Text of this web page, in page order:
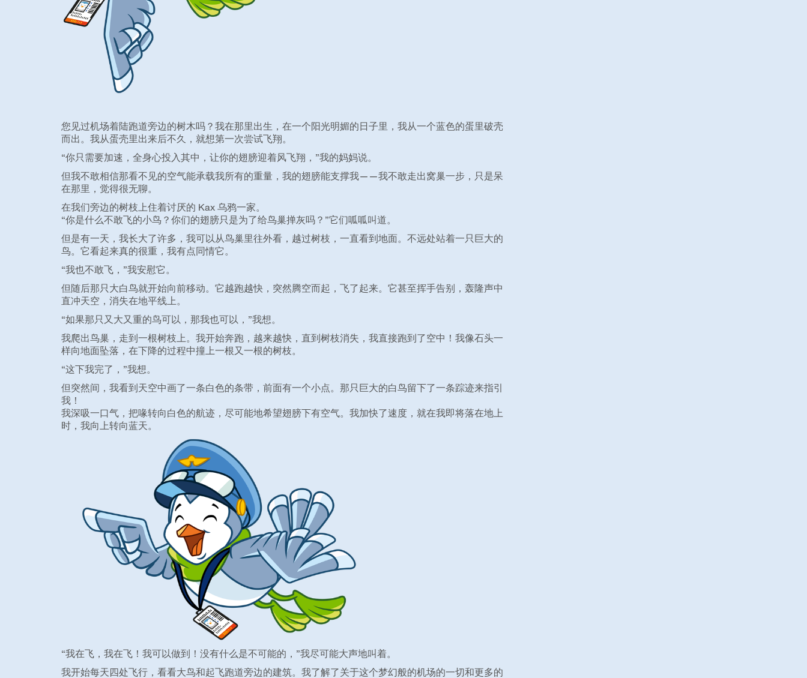
您见过机场着陆跑道旁边的树木吗？我在那里出生，在一个阳光明媚的日子里，我从一个蓝色的蛋里破壳
而出。我从蛋壳里出来后不久，就想第一次尝试飞翔。
“你只需要加速，全身心投入其中，让你的翅膀迎着风飞翔，”我的妈妈说。
但我不敢相信那看不见的空气能承载我所有的重量，我的翅膀能支撑我——我不敢走出窝巢一步，只是呆
在那里，觉得很无聊。
在我们旁边的树枝上住着讨厌的 Kax 乌鸦一家。
“你是什么不敢飞的小鸟？你们的翅膀只是为了给鸟巢掸灰吗？”它们呱呱叫道。
但是有一天，我长大了许多，我可以从鸟巢里往外看，越过树枝，一直看到地面。不远处站着一只巨大的
鸟。它看起来真的很重，我有点同情它。
“我也不敢飞，”我安慰它。
但随后那只大白鸟就开始向前移动。它越跑越快，突然腾空而起，飞了起来。它甚至挥手告别，轰隆声中
直冲天空，消失在地平线上。
“如果那只又大又重的鸟可以，那我也可以，”我想。
我爬出鸟巢，走到一根树枝上。我开始奔跑，越来越快，直到树枝消失，我直接跑到了空中！我像石头一
样向地面坠落，在下降的过程中撞上一根又一根的树枝。
“这下我完了，”我想。
但突然间，我看到天空中画了一条白色的条带，前面有一个小点。那只巨大的白鸟留下了一条踪迹来指引
我！
我深吸一口气，把喙转向白色的航迹，尽可能地希望翅膀下有空气。我加快了速度，就在我即将落在地上
时，我向上转向蓝天。
“我在飞，我在飞！我可以做到！没有什么是不可能的，”我尽可能大声地叫着。
我开始每天四处飞行，看看大鸟和起飞跑道旁边的建筑。我了解了关于这个梦幻般的机场的一切和更多的